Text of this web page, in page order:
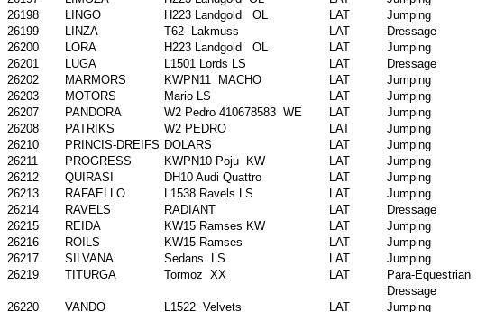
26198
LINGO H223 Landgold OL LAT
Jumping
26199
LINZA T62 Lakmuss LAT
Dressage
26200
LORA H223 Landgold OL LAT
Jumping
26201
LUGA L1501 Lords LS LAT
Dressage
26202
MARMORS KWPN11 MACHO LAT
Jumping
26203
MOTORS Mario LS LAT
Jumping
26207
PANDORA W2 Pedro 410678583 WE LAT
Jumping
26208
PATRIKS W2 PEDRO LAT
Jumping
26210
PRINCIS-DREIFS DOLARS LAT
Jumping
26211
PROGRESS KWPN10 Poju KW LAT
Jumping
26212
QUIRASI DH10 Audi Quattro LAT
Jumping
26213
RAFAELLO L1538 Ravels LS LAT
Jumping
26214
RAVELS RADIANT LAT
Dressage
26215
REIDA KW15 Ramses KW LAT
Jumping
26216
ROILS KW15 Ramses LAT
Jumping
26217
SILVANA Sedans LS LAT
Jumping
26219
TITURGA Tormoz XX LAT
Para-Equestrian
Dressage
26220
VANDO L1522 Velvets LAT
Jumping